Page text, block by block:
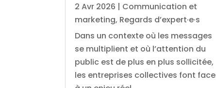
2 Avr 2026 | Communication et
marketing, Regards d’expert·e·s
Dans un contexte où les messages
se multiplient et où l’attention du
public est de plus en plus sollicitée,
les entreprises collectives font face